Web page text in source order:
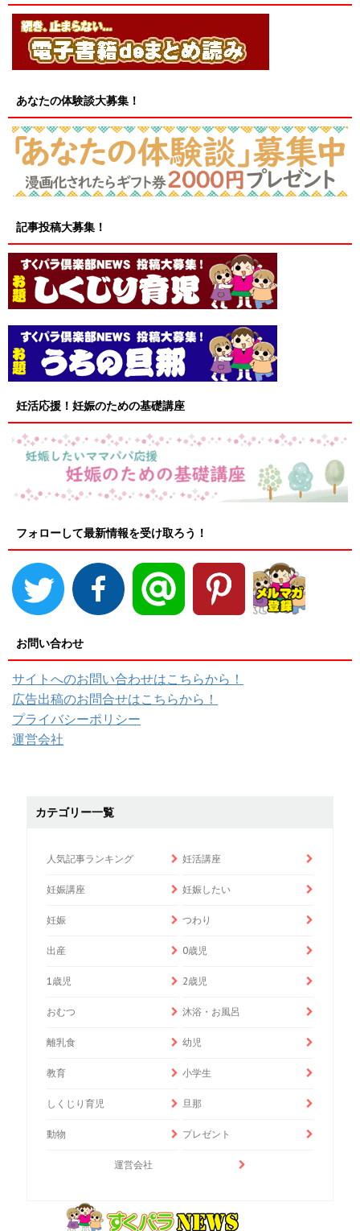
あなたの体験談大募集！
記事投稿大募集！
妊活応援！妊娠のための基礎講座
フォローして最新情報を受け取ろう！
お問い合わせ
サイトへのお問い合わせはこちらから！
広告出稿のお問合せはこちらから！
プライバシーポリシー
運営会社
カテゴリー一覧
人気記事ランキング 妊活講座
妊娠講座 妊娠したい
妊娠 つわり
出産 0歳児
1歳児 2歳児
おむつ 沐浴・お風呂
離乳食 幼児
教育 小学生
しくじり育児 旦那
動物 プレゼント
運営会社